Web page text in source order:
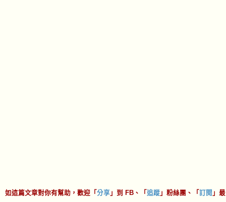
如這篇文章對你有幫助，歡迎「 分享 」到 FB、「 追蹤 」粉絲團、「 訂閱 」最